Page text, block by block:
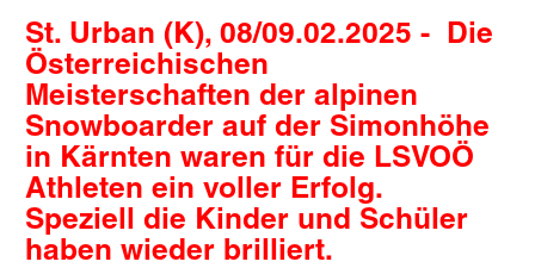
St. Urban (K), 08/09.02.2025 - Die
Österreichischen
Meisterschaften der alpinen
Snowboarder auf der Simonhöhe
in Kärnten waren für die LSVOÖ
Athleten ein voller Erfolg.
Speziell die Kinder und Schüler
haben wieder brilliert.